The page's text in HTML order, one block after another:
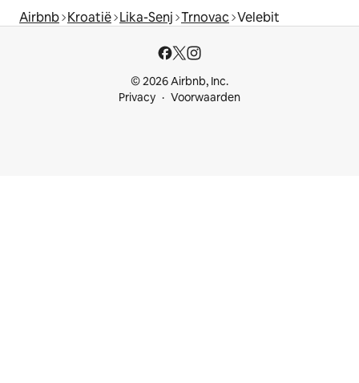
Airbnb Kroatië Lika-Senj Trnovac Velebit
© 2026 Airbnb, Inc.
Privacy
Voorwaarden